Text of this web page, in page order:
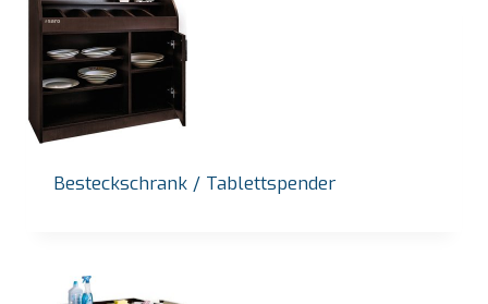
Besteckschrank / Tablettspender